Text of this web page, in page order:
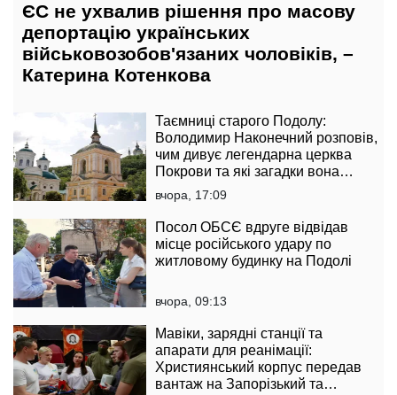
ЄС не ухвалив рішення про масову
депортацію українських
військовозобов'язаних чоловіків, –
Катерина Котенкова
Таємниці старого Подолу:
Володимир Наконечний розповів,
чим дивує легендарна церква
Покрови та які загадки вона
приховує
вчора, 17:09
Посол ОБСЄ вдруге відвідав
місце російського удару по
житловому будинку на Подолі
вчора, 09:13
Мавіки, зарядні станції та
апарати для реанімації:
Християнський корпус передав
вантаж на Запорізький та